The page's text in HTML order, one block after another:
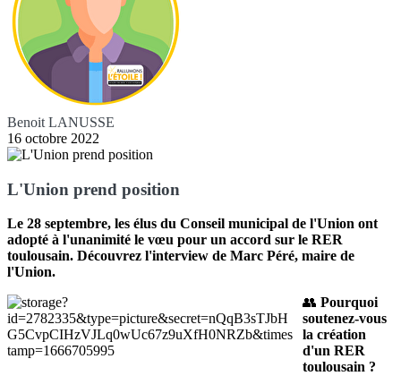
Benoit LANUSSE
16 octobre 2022
L'Union prend position
Le 28 septembre, les élus du Conseil municipal de l'Union ont
adopté à l'unanimité le vœu pour un accord sur le RER
toulousain. Découvrez l'interview de Marc Péré, maire de
l'Union.
👥 Pourquoi
soutenez-vous
la création
d'un RER
toulousain ?